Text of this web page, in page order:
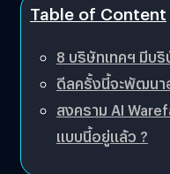
Table of Content
8 บริษัทเทคฯ มีบริ
ดีลครั้งนี้จะพัฒนา
สงคราม AI
แบบนี้อยู่แล้ว ?